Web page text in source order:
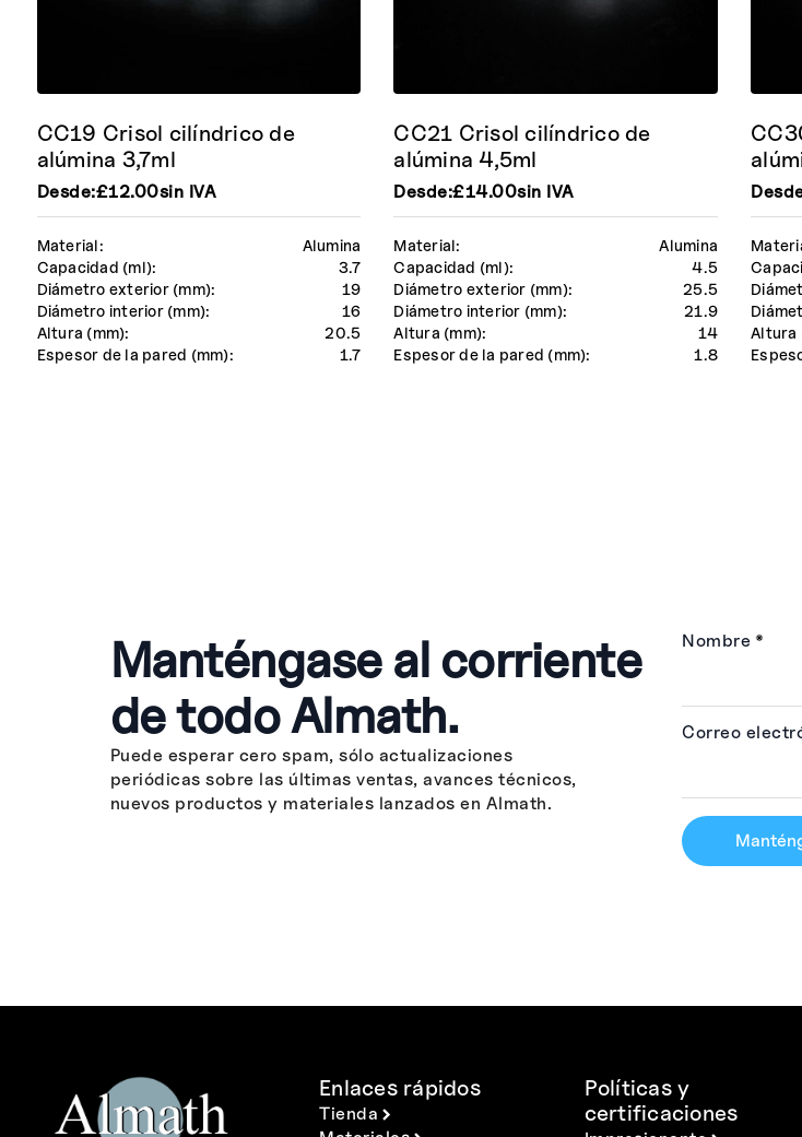
Material:
Alumina
Capacidad (ml):
3.7
Diámetro exterior (mm):
19
Diámetro interior (mm):
16
Altura (mm):
20.5
Espesor de la pared (mm):
1.7
CC19 Crisol cilíndrico de
alúmina 3,7ml
Desde:£12.00sin IVA
Material:
Alumina
Capacidad (ml):
4.5
Diámetro exterior (mm):
25.5
Diámetro interior (mm):
21.9
Altura (mm):
14
Espesor de la pared (mm):
1.8
CC21 Crisol cilíndrico de
alúmina 4,5ml
Desde:£14.00sin IVA
Altura
Manténgase al corriente
de todo Almath.
Puede esperar cero spam, sólo actualizaciones
periódicas sobre las últimas ventas, avances técnicos,
nuevos productos y materiales lanzados en Almath.
Nombre *
Correo
Enlaces rápidos
Tienda
Políticas y
certificaciones